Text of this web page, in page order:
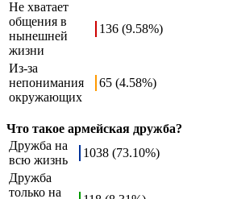
Не хватает
общения в
нынешней
жизни
136 (9.58%)
Из-за
непонимания
окружающих
65 (4.58%)
Что такое армейская дружба?
Дружба на
всю жизнь
1038 (73.10%)
Дружба
только на